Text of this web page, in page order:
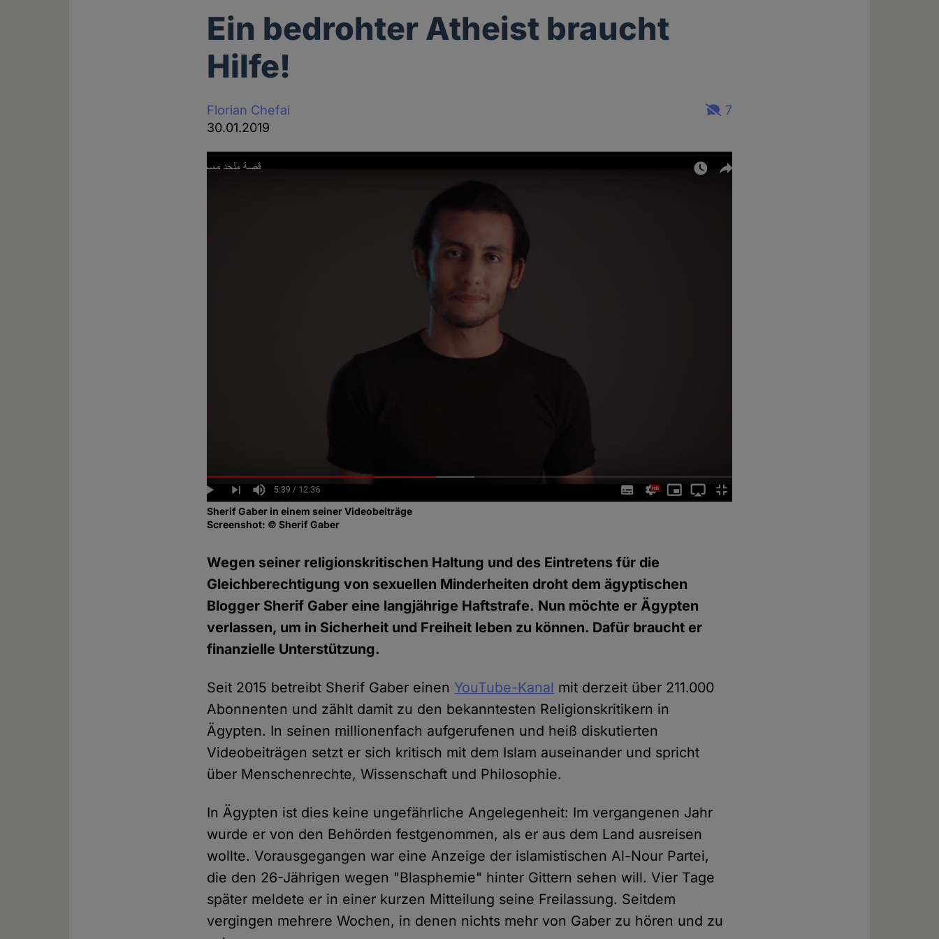
Ein bedrohter Atheist braucht
Hilfe!
Florian Chefai
30.01.2019
7
Sherif Gaber in einem seiner Videobeiträge
Screenshot: © Sherif Gaber
Wegen seiner religionskritischen Haltung und des Eintretens für die
Gleichberechtigung von sexuellen Minderheiten droht dem ägyptischen
Blogger Sherif Gaber eine langjährige Haftstrafe. Nun möchte er Ägypten
verlassen, um in Sicherheit und Freiheit leben zu können. Dafür braucht er
finanzielle Unterstützung.
Seit 2015 betreibt Sherif Gaber einen YouTube-Kanal mit derzeit über 211.000
Abonnenten und zählt damit zu den bekanntesten Religionskritikern in
Ägypten. In seinen millionenfach aufgerufenen und heiß diskutierten
Videobeiträgen setzt er sich kritisch mit dem Islam auseinander und spricht
über Menschenrechte, Wissenschaft und Philosophie.
In Ägypten ist dies keine ungefährliche Angelegenheit: Im vergangenen Jahr
wurde er von den Behörden festgenommen, als er aus dem Land ausreisen
wollte. Vorausgegangen war eine Anzeige der islamistischen Al-Nour Partei,
die den 26-Jährigen wegen "Blasphemie" hinter Gittern sehen will. Vier Tage
später meldete er in einer kurzen Mitteilung seine Freilassung. Seitdem
vergingen mehrere Wochen, in denen nichts mehr von Gaber zu hören und zu